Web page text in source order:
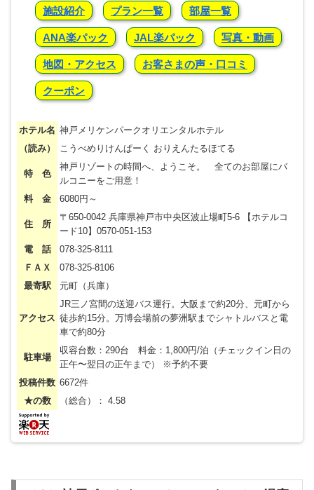
施設紹介 プラン一覧 部屋一覧
ANA楽パック JAL楽パック 写真・動画
地図・アクセス お客さまの声・口コミ
クーポン
ホテル名 神戸メリケンパークオリエンタルホテル
（読み）
こうべめりけんぱーく おりえんたるほてる
特 色
神戸リゾートの時間へ、ようこそ。 全てのお部屋にバ
ルコニーをご用意！
料 金
6080円～
住 所
〒650-0042 兵庫県神戸市中央区波止場町5-6 【ホテルコ
ード10】0570-051-153
電 話
078-325-8111
ＦＡＸ
078-325-8106
最寄駅
元町（兵庫）
アクセス
JR三ノ宮間の送迎バス運行。大阪まで約20分、元町から
徒歩約15分。万博会場前の夢洲駅までシャトルバスと電
車で約80分
駐車場
収容台数：290台 料金：1,800円/泊（チェックイン日の
正午〜翌日の正午まで） ※予約不要
投稿件数 6672件
★の数
（総合）： 4.58